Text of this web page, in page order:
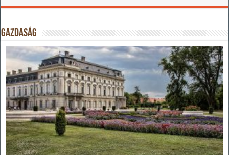
Gazdaság